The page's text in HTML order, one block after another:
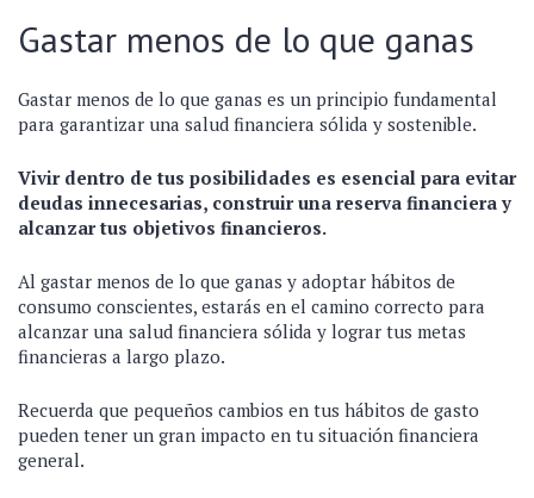
Gastar menos de lo que ganas
Gastar menos de lo que ganas es un principio fundamental
para garantizar una salud financiera sólida y sostenible.
Vivir dentro de tus posibilidades es esencial para evitar
deudas innecesarias, construir una reserva financiera y
alcanzar tus objetivos financieros.
Al gastar menos de lo que ganas y adoptar hábitos de
consumo conscientes, estarás en el camino correcto para
alcanzar una salud financiera sólida y lograr tus metas
financieras a largo plazo.
Recuerda que pequeños cambios en tus hábitos de gasto
pueden tener un gran impacto en tu situación financiera
general.